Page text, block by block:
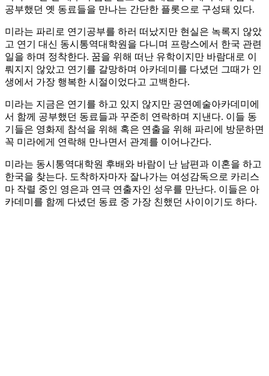
공부했던 옛 동료들을 만나는 간단한 플롯으로 구성돼 있다.
미라는 파리로 연기공부를 하러 떠났지만 현실은 녹록지 않았
고 연기 대신 동시통역대학원을 다니며 프랑스에서 한국 관련
일을 하며 정착한다. 꿈을 위해 떠난 유학이지만 바람대로 이
뤄지지 않았고 연기를 갈망하며 아카데미를 다녔던 그때가 인
생에서 가장 행복한 시절이었다고 고백한다.
미라는 지금은 연기를 하고 있지 않지만 공연예술아카데미에
서 함께 공부했던 동료들과 꾸준히 연락하며 지낸다. 이들 동
기들은 영화제 참석을 위해 혹은 연출을 위해 파리에 방문하면
꼭 미라에게 연락해 만나면서 관계를 이어나간다.
미라는 동시통역대학원 후배와 바람이 난 남편과 이혼을 하고
한국을 찾는다. 도착하자마자 잘나가는 여성감독으로 카리스
마 작렬 중인 영은과 연극 연출자인 성우를 만난다. 이들은 아
카데미를 함께 다녔던 동료 중 가장 친했던 사이이기도 하다.